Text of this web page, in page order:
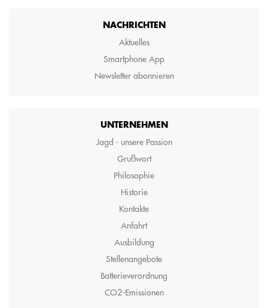
NACHRICHTEN
Aktuelles
Smartphone App
Newsletter abonnieren
UNTERNEHMEN
Jagd - unsere Passion
Grußwort
Philosophie
Historie
Kontakte
Anfahrt
Ausbildung
Stellenangebote
Batterieverordnung
CO2-Emissionen